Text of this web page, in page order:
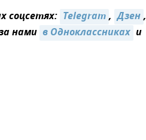
соцсетях: Telegram, Дзен,
нами в Одноклассниках и